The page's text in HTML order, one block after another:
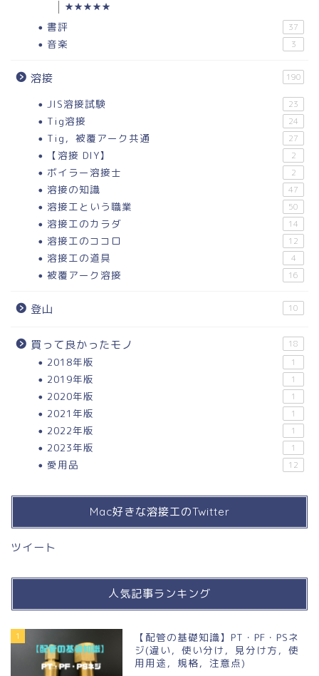
★★★★★
書評 37
音楽 3
溶接 190
JIS溶接試験 23
Tig溶接 24
Tig，被覆アーク共通 27
【溶接 DIY】 2
ボイラー溶接士 2
溶接の知識 47
溶接工という職業 50
溶接工のカラダ 14
溶接工のココロ 12
溶接工の道具 4
被覆アーク溶接 16
登山 10
買って良かったモノ 18
2018年版 1
2019年版 1
2020年版 1
2021年版 1
2022年版 1
2023年版 1
愛用品 12
Mac好きな溶接工のTwitter
ツイート
人気記事ランキング
1
【配管の基礎知識】PT・PF・PSネ
ジ(違い，使い分け，見分け方，使
用用途，規格，注意点)